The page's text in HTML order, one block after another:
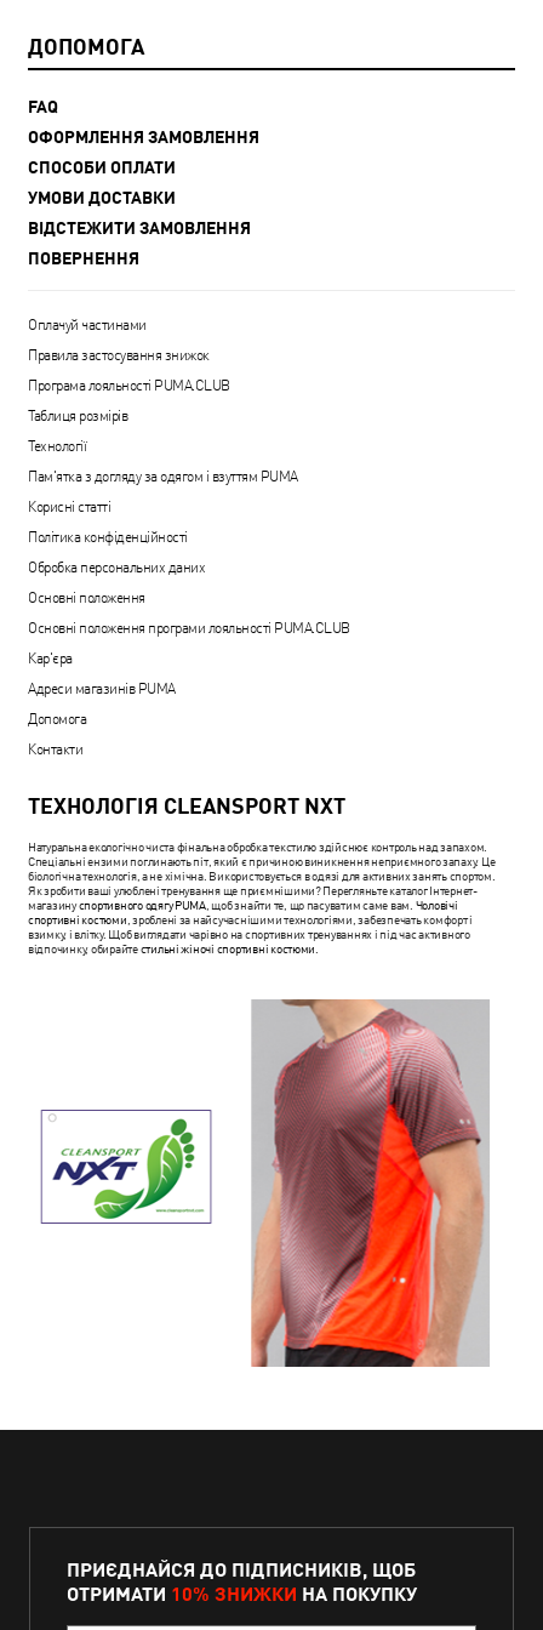
ТЕХНОЛОГІЯ CLEANSPORT NXT
Натуральна екологічно чиста фінальна обробка текстилю здійснює контроль над запахом.
Спеціальні ензими поглинають піт, який є причиною виникнення неприємного запаху. Це
біологічна технологія, а не хімічна. Використовується в одязі для активних занять спортом.
Як зробити ваші улюблені тренування ще приємнішими? Перегляньте каталог Інтернет-
магазинуспортивного одягу PUMA, щоб знайти те, що пасуватим саме вам. Чоловічі
спортивні костюми , зроблені за найсучаснішими технологіями, забезпечать комфорт і
взимку, і влітку. Щоб виглядати чарівно на спортивних тренуваннях і під час активного
відпочинку, обирайтестильні жіночі спортивні костюми
ДОПОМОГА
FAQ
ОФОРМЛЕННЯ ЗАМОВЛЕННЯ
СПОСОБИ ОПЛАТИ
УМОВИ ДОСТАВКИ
ВІДСТЕЖИТИ ЗАМОВЛЕННЯ
ПОВЕРНЕННЯ
Оплачуй частинами
Правила застосування знижок
Програма лояльності PUMA.CLUB
Таблиця розмірів
Технології
Пам'ятка з догляду за одягом і взуттям PUMA
Корисні статті
Політика конфіденційності
Обробка персональних даних
Основні положення
Основні положення програми лояльності PUMA.CLUB
Кар'єра
Адреси магазинів PUMA
Допомога
Контакти
ПРИЄДНАЙСЯ ДО ПІДПИСНИКІВ, ЩОБ
ОТРИМАТИ 10% ЗНИЖКИ НА ПОКУПКУ